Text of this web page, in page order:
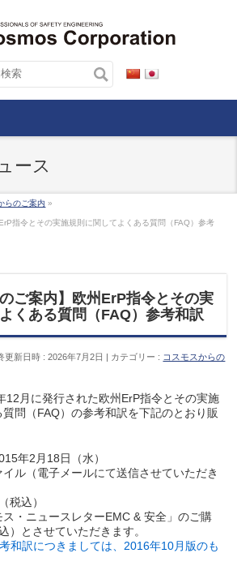
ース
らのご案内 »
指令とその実施規則に関してよくある質問（FAQ）参考
のご案内】欧州ErP指令とその実
くある質問（FAQ）参考和訳
更新日時 : 2026年7月2日 カテゴリー : コスモスからの
12月に発行された欧州ErP指令とその実施
問（FAQ）の参考和訳を下記のとおり販
年2月18日（水）
（電子メールにて送信させていただき
込）
・ニュースレターEMC & 安全」のご購
）とさせていただきます。
和訳につきましては、2016年10月版のも